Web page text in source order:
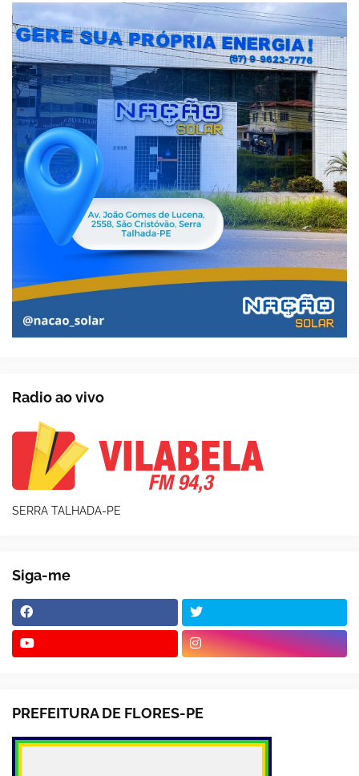
Radio ao vivo
SERRA TALHADA-PE
Siga-me
PREFEITURA DE FLORES-PE